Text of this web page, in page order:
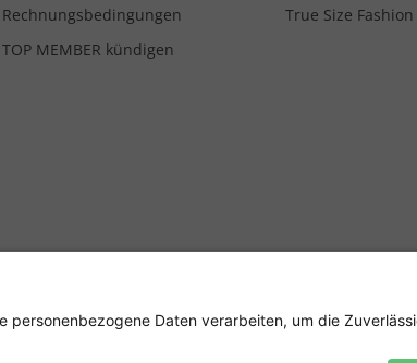
Rechnungsbedingungen
TOP MEMBER kündigen
True Size Fashion